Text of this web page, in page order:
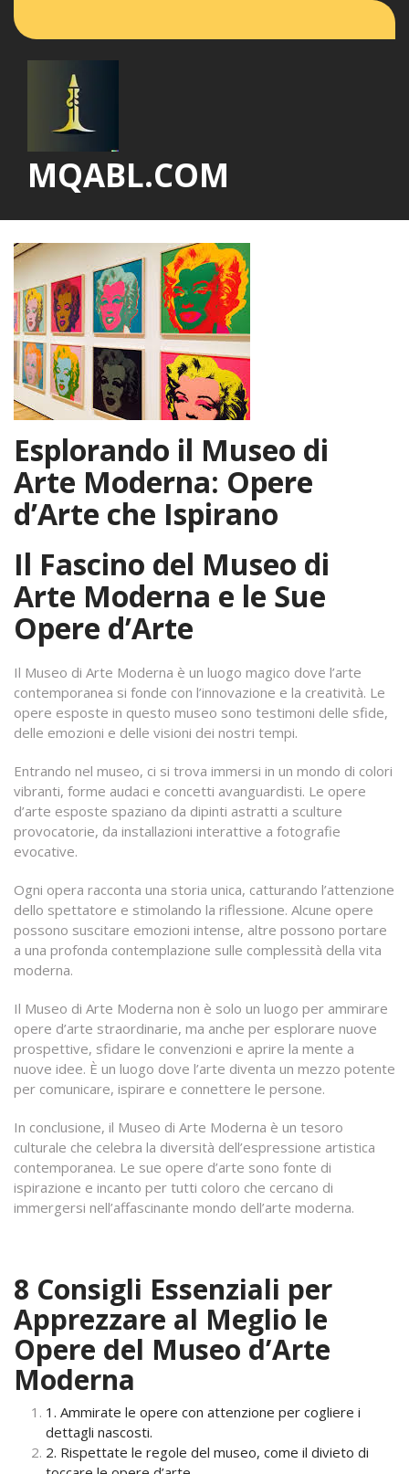
MQABL.COM
Esplorando il Museo di
Arte Moderna: Opere
d’Arte che Ispirano
Il Fascino del Museo di
Arte Moderna e le Sue
Opere d’Arte
Il Museo di Arte Moderna è un luogo magico dove l’arte
contemporanea si fonde con l’innovazione e la creatività. Le
opere esposte in questo museo sono testimoni delle sfide,
delle emozioni e delle visioni dei nostri tempi.
Entrando nel museo, ci si trova immersi in un mondo di colori
vibranti, forme audaci e concetti avanguardisti. Le opere
d’arte esposte spaziano da dipinti astratti a sculture
provocatorie, da installazioni interattive a fotografie
evocative.
Ogni opera racconta una storia unica, catturando l’attenzione
dello spettatore e stimolando la riflessione. Alcune opere
possono suscitare emozioni intense, altre possono portare
a una profonda contemplazione sulle complessità della vita
moderna.
Il Museo di Arte Moderna non è solo un luogo per ammirare
opere d’arte straordinarie, ma anche per esplorare nuove
prospettive, sfidare le convenzioni e aprire la mente a
nuove idee. È un luogo dove l’arte diventa un mezzo potente
per comunicare, ispirare e connettere le persone.
In conclusione, il Museo di Arte Moderna è un tesoro
culturale che celebra la diversità dell’espressione artistica
contemporanea. Le sue opere d’arte sono fonte di
ispirazione e incanto per tutti coloro che cercano di
immergersi nell’affascinante mondo dell’arte moderna.
8 Consigli Essenziali per
Apprezzare al Meglio le
Opere del Museo d’Arte
Moderna
1. Ammirate le opere con attenzione per cogliere i
dettagli nascosti.
2. Rispettate le regole del museo, come il divieto di